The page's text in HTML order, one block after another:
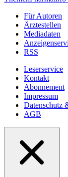
Für Autoren
Ärztestellen
Mediadaten
RSS
Leserservice
Kontakt
Abonnement
Impressum
Datenschutz
AGB